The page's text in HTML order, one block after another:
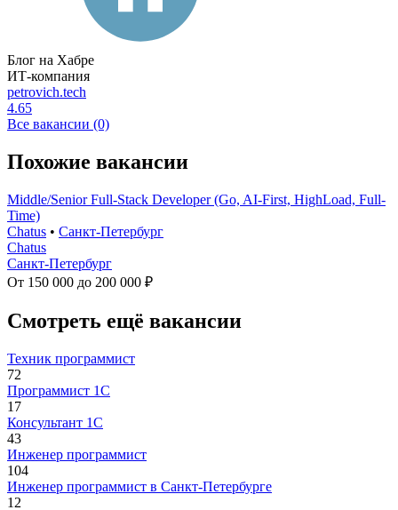
Блог на Хабре
ИТ-компания
petrovich.tech
4.65
Все вакансии (0)
Похожие вакансии
Middle/Senior Full-Stack Developer (Go, AI-First, HighLoad, Full-
Time)
Chatus • Санкт-Петербург
Chatus
Санкт-Петербург
От 150 000 до 200 000 ₽
Смотреть ещё вакансии
Техник программист
72
Программист 1С
17
Консультант 1С
43
Инженер программист
104
Инженер программист в Санкт-Петербурге
12